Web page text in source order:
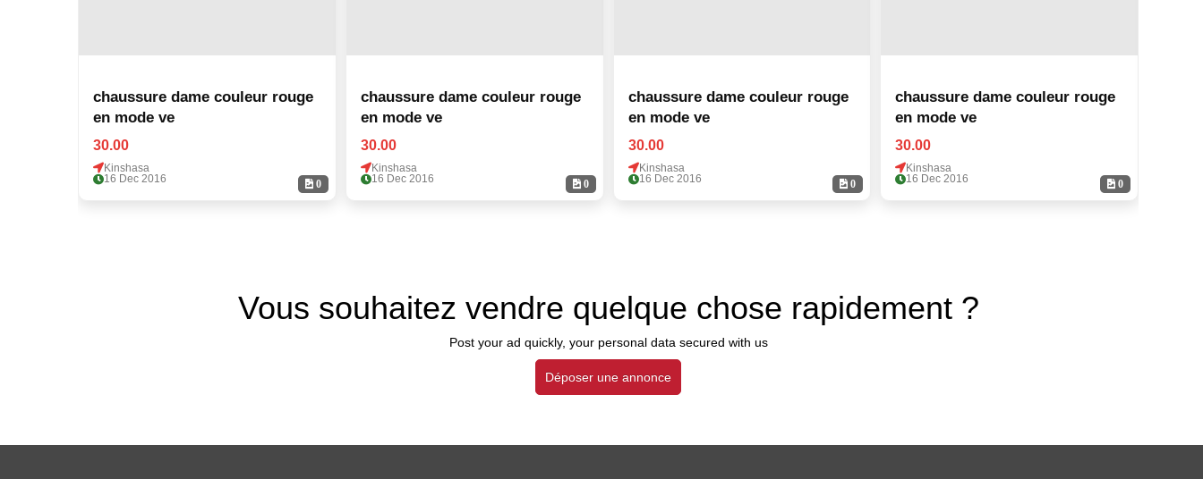
0
chaussure dame couleur rouge
en mode ve
30.00
Kinshasa
16 Dec 2016
0
chaussure dame couleur rouge
en mode ve
30.00
Kinshasa
16 Dec 2016
0
chaussure dame couleur rouge
en mode ve
30.00
Kinshasa
16 Dec 2016
0
chaussure dame couleur rouge
en mode ve
30.00
Kinshasa
16 Dec 2016
Vous souhaitez vendre quelque chose rapidement ?
Post your ad quickly, your personal data secured with us
Déposer une annonce